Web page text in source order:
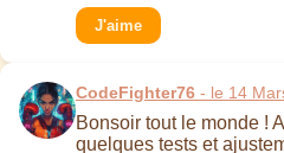
J'aime
CodeFighter76 - le 14
Bonsoir tout le monde !
quelques tests et